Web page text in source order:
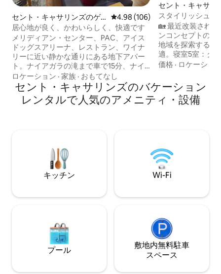
セント・キャサリンズのゲ
ストスイート
レビュー106件、5つ星中4.98つ
4.98 (106)
居心地が良く、かわいらしく、快適です
メリディアン・センター、PAC、アイス
ドッグスアリーナ、レストラン、ワイナ
リーに近い静かな通りにある地下アパー
ト。ナイアガラの滝まで車で15分、ナイ
アガラ・オン・ザ・レイクまで車で20
分。 キッチンには、冷蔵庫、ダブルイン
ダクションコックトップ、エアフライヤ
ー/オーブンコンボ、電子レンジ、キュー
リアには、Amazon PrimeとDisney+ TV
が利用できる50インチテレビがありま
ロケーション · 家族 · おもてなし
セント・キャサリ
軒家
スタイリッシュで
キューグリル|フ
🏡 最近改装され
ンコンセプトの宿泊施設！
地域を探索する大
適。寝室5室：ク
台、ダブルベッド
リビング2室、ダ
事の準備に最適
お楽しみください！ 🧘 焚き火と水を
価格 · ロケーショ
セント・キャサリンズのバケーション
レンタルで人気のアメニティ・設備
キッチン Wi-Fi
プール
敷地内無料駐⁠車
ス⁠ペ⁠ー⁠ス